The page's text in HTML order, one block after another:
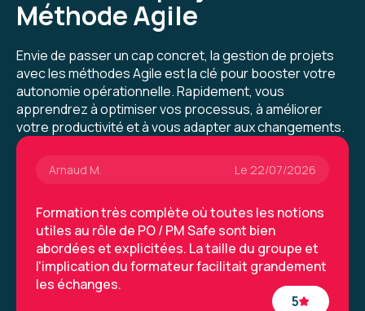
Méthode Agile
Envie de passer un cap concret, la gestion de projets
avec les méthodes Agile est la clé pour booster votre
autonomie opérationnelle. Rapidement, vous
apprendrez à optimiser vos processus, à améliorer
votre productivité et à vous adapter aux changements.
Formation : Devenir développeur Agile (Certification
Scrum Developer PSD)
Arnaud M. Le 22/07/2026
5
Formation très complète où toutes les notions
utiles au rôle de PO / PM Safe sont bien
abordées et explicitées. La taille du groupe et
l'implication du formateur facilitait grandement
les échanges.